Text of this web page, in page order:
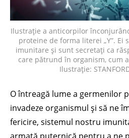
Ilustrație a anticorpilor
proteine de forma literei „Y”. Ei
imunitare și sunt secretați ca
care pătrund în organism, cum
Ilustrație:
O întreagă lume a germenilor
invadeze organismul și să ne
fericire, sistemul nostru